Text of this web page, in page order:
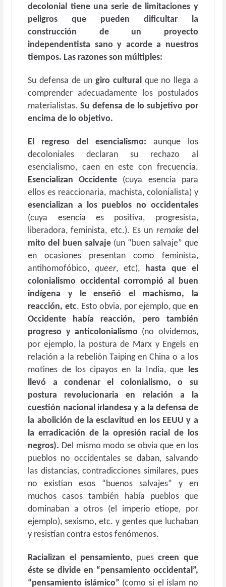
decolonial tiene una serie de limitaciones y
peligros que pueden dificultar la
construcción de un proyecto
independentista sano y acorde a nuestros
tiempos. Las razones son múltiples:
Su defensa de ungiro culturalque no llega a
comprender adecuadamente los postulados
materialistas.Su defensa de lo subjetivo por
encima de lo objetivo.
El regreso del esencialismo: aunque los
decoloniales declaran su rechazo al
esencialismo, caen en este con frecuencia.
Esencializan Occidente (cuya esencia para
ellos es reaccionaria, machista, colonialista) y
esencializan a los pueblos no occidentales
(cuya esencia es positiva, progresista,
liberadora, feminista, etc.). Es un remake del
mito del buen salvaje(un “buen salvaje” que
en ocasiones presentan como feminista,
antihomofóbico,queer, etc), hasta que el
colonialismo occidental corrompió al buen
indígena y le enseñó el machismo, la
reacción, etc. Esto obvia, por ejemplo, que en
Occidente había reacción, pero también
progreso y anticolonialismo (no olvidemos,
por ejemplo, la postura de Marx y Engels en
relación a la rebelión Taiping en China o a los
motines de los cipayos en la India, que les
llevó a condenar el colonialismo, o su
postura revolucionaria en relación a la
cuestión nacional irlandesa y a la defensa de
la abolición de la esclavitud en los EEUU y a
la erradicación de la opresión racial de los
negros). Del mismo modo se obvia que en los
pueblos no occidentales se daban, salvando
las distancias, contradicciones similares, pues
no existían esos “buenos salvajes” y en
muchos casos también había pueblos que
dominaban a otros (el imperio etíope, por
ejemplo), sexismo, etc. y gentes que luchaban
y resistían contra estos fenómenos.
Racializan el pensamiento, puescreen que
éste se divide en “pensamiento occidental”,
“pensamiento islámico” (como si el islam no